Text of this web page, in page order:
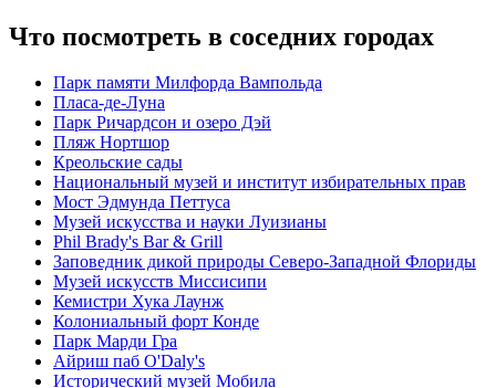
Что посмотреть в соседних городах
Парк памяти Милфорда Вампольда
Пласа-де-Луна
Парк Ричардсон и озеро Дэй
Пляж Нортшор
Креольские сады
Национальный музей и институт избирательных прав
Мост Эдмунда Петтуса
Музей искусства и науки Луизианы
Phil Brady's Bar & Grill
Заповедник дикой природы Северо-Западной Флориды
Музей искусств Миссисипи
Кемистри Хука Лаунж
Колониальный форт Конде
Парк Марди Гра
Айриш паб O'Daly's
Исторический музей Мобила